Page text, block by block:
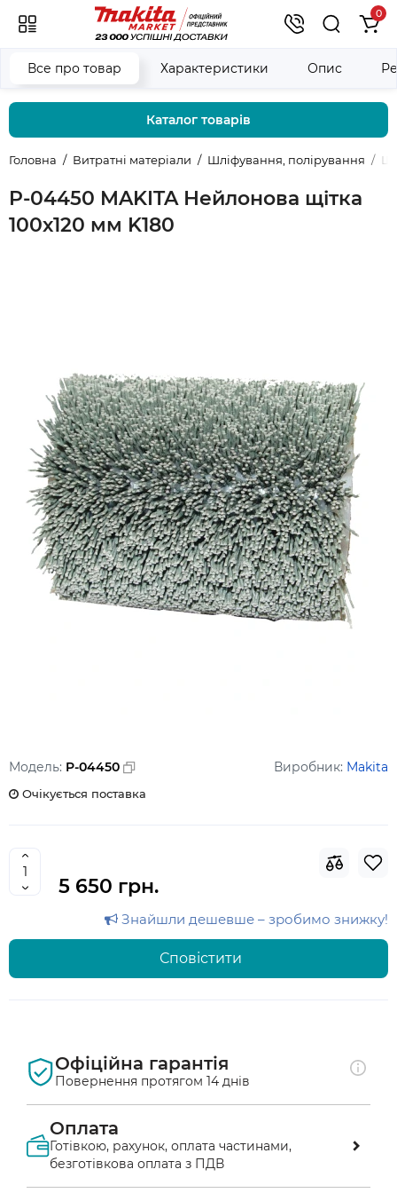
0
Каталог товарів
Головна Витратні матеріали Шліфування, полірування
P-04450 MAKITA Нейлонова щітка
100х120 мм K180
Все про товар Характеристики Опис
Модель: P-04450 Виробник: Makita
Очікується поставка
5 650 грн.
Знайшли дешевше – зробимо знижку!
Сповістити
Офіційна гарантія
Повернення протягом 14 днів
Оплата
Готівкою, рахунок, оплата частинами,
безготівкова оплата з ПДВ